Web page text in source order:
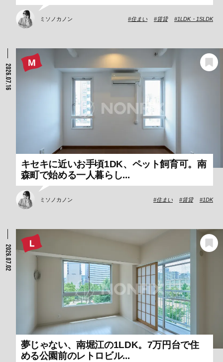
ミソノカノン 住まい 賃貸 1LDK・1SLDK
2026.07.16
キセキに近いお手頃1DK、ペット飼育可。南
森町で始める一人暮らし...
ミソノカノン 住まい 賃貸 1DK
2026.07.02
夢じゃない、南堀江の1LDK。7万円台で住
める公園前のレトロビル...